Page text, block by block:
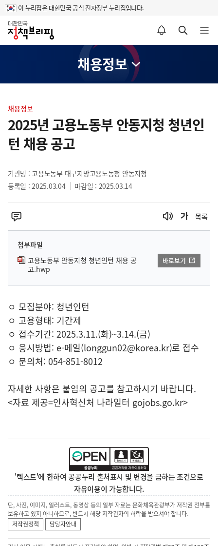
이 누리집은 대한민국 공식 전자정부 누리집입니다.
홈
알림설정 바로가기 검색 바로가기 메뉴 열기
채용정보
텐
츠
영
역
채용정보
2025년 고용노동부 안동지청 청년인
턴 채용 공고
기관명 : 고용노동부 대구지방고용노동청 안동지청
등록일 : 2025.03.04
마감일 : 2025.03.14
목록
첨부파일
고용노동부 안동지청 청년인턴 채용 공
고.hwp
바로보기
ㅇ 모집분야: 청년인턴
ㅇ 고용형태: 기간제
ㅇ 접수기간: 2025.3.11.(화)~3.14.(금)
ㅇ 응시방법: e-메일(longgun02@korea.kr)로 접수
ㅇ 문의처: 054-851-8012
자세한 사항은 붙임의 공고를 참고하시기 바랍니다.
<자료 제공=인사혁신처 나라일터 gojobs.go.kr>
'텍스트'에 한하여 공공누리 출처표시 및 변경을 금하는 조건으로
자유이용이 가능합니다.
단, 사진, 이미지, 일러스트, 동영상 등의 일부 자료는 문화체육관광부가 저작권 전부를
보유하고 있지 아니하므로, 반드시 해당 저작권자의 허락을 받으셔야 합니다.
저작권정책
담당자안내